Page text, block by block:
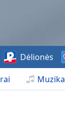
Muzika
Dėlionės